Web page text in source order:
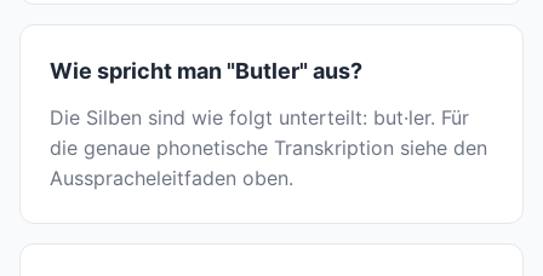
Wie spricht man "Butler" aus?
Die Silben sind wie folgt unterteilt: but·ler. Für
die genaue phonetische Transkription siehe den
Ausspracheleitfaden oben.